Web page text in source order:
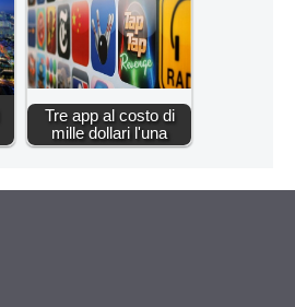
Tre app al costo di
mille dollari l'una